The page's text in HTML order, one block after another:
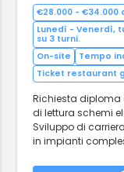
€28.000 - €34.000
Lunedì - Venerdì,
su 3 turni.
On-site
Tempo
Ticket restaurant
Richiesta diploma
di lettura schemi
Sviluppo di
in impianti